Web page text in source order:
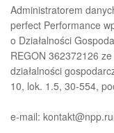
Administratorem
perfect Performance
o Działalności
REGON 362372126
działalności
10, lok. 1.5, 30-554,
e-mail: